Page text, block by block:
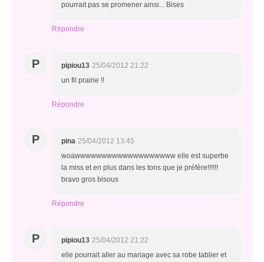
pourrait pas se promener ainsi... Bises
Répondre
P pipiou13 25/04/2012 21:22
un fil prairie !!
Répondre
P pina 25/04/2012 13:45
woawwwwwwwwwwwwwwwwwww elle est superbe
la miss et en plus dans les tons que je préfère!!!!!!
bravo gros bisous
Répondre
P pipiou13 25/04/2012 21:22
elle pourrait aller au mariage avec sa robe tablier et